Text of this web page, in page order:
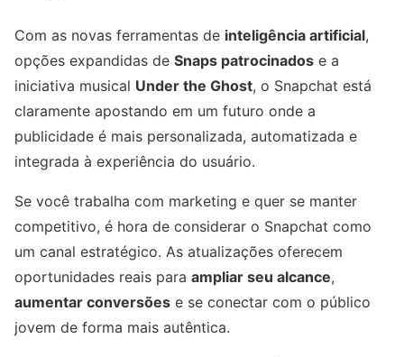
Com as novas ferramentas de inteligência artificial,
opções expandidas de Snaps patrocinados e a
iniciativa musical Under the Ghost, o Snapchat está
claramente apostando em um futuro onde a
publicidade é mais personalizada, automatizada e
integrada à experiência do usuário.
Se você trabalha com marketing e quer se manter
competitivo, é hora de considerar o Snapchat como
um canal estratégico. As atualizações oferecem
oportunidades reais para ampliar seu alcance,
aumentar conversões e se conectar com o público
jovem de forma mais autêntica.